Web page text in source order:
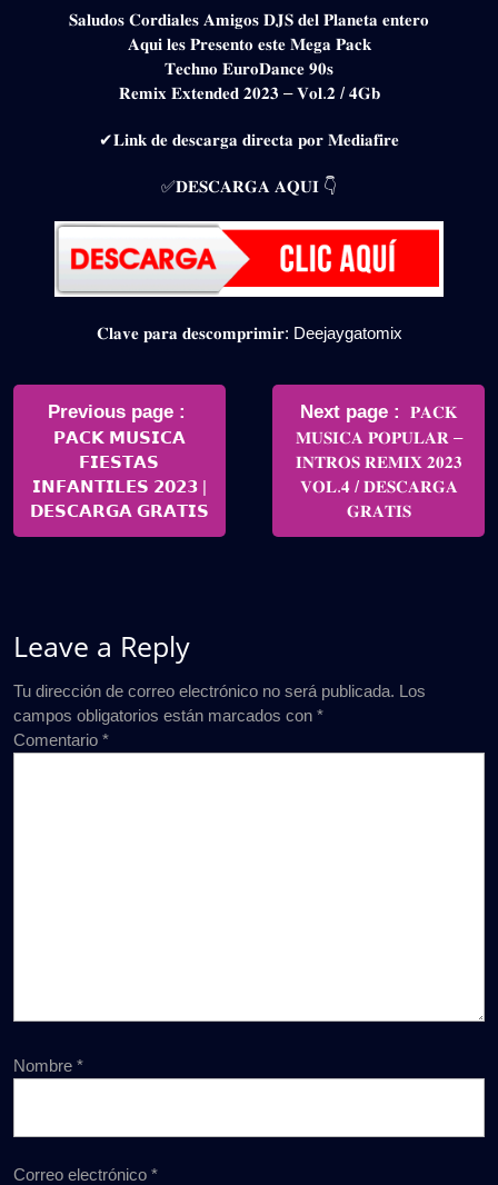
𝐒𝐚𝐥𝐮𝐝𝐨𝐬 𝐂𝐨𝐫𝐝𝐢𝐚𝐥𝐞𝐬 𝐀𝐦𝐢𝐠𝐨𝐬 𝐃𝐉𝐒 𝐝𝐞𝐥 𝐏𝐥𝐚𝐧𝐞𝐭𝐚 𝐞𝐧𝐭𝐞𝐫𝐨
𝐀𝐪𝐮𝐢 𝐥𝐞𝐬 𝐏𝐫𝐞𝐬𝐞𝐧𝐭𝐨 𝐞𝐬𝐭𝐞 𝐌𝐞𝐠𝐚 𝐏𝐚𝐜𝐤
𝐓𝐞𝐜𝐡𝐧𝐨 𝐄𝐮𝐫𝐨𝐃𝐚𝐧𝐜𝐞 𝟗𝟎𝐬
𝐑𝐞𝐦𝐢𝐱 𝐄𝐱𝐭𝐞𝐧𝐝𝐞𝐝 𝟐𝟎𝟐𝟑 – 𝐕𝐨𝐥.𝟐 / 𝟒𝐆𝐛
✔𝐋𝐢𝐧𝐤 𝐝𝐞 𝐝𝐞𝐬𝐜𝐚𝐫𝐠𝐚 𝐝𝐢𝐫𝐞𝐜𝐭𝐚 𝐩𝐨𝐫 𝐌𝐞𝐝𝐢𝐚𝐟𝐢𝐫𝐞
✅𝐃𝐄𝐒𝐂𝐀𝐑𝐆𝐀 𝐀𝐐𝐔𝐈 👇
𝐂𝐥𝐚𝐯𝐞 𝐩𝐚𝐫𝐚 𝐝𝐞𝐬𝐜𝐨𝐦𝐩𝐫𝐢𝐦𝐢𝐫: Deejaygatomix
Navegación
entradas
Previous page
𝗣𝗔𝗖𝗞 𝗠𝗨𝗦𝗜𝗖𝗔
𝗙𝗜𝗘𝗦𝗧𝗔𝗦
𝗜𝗡𝗙𝗔𝗡𝗧𝗜𝗟𝗘𝗦 𝟮𝟬𝟮𝟯 |
𝗗𝗘𝗦𝗖𝗔𝗥𝗚𝗔 𝗚𝗥𝗔𝗧𝗜𝗦
Next page
Newer
Posts
𝐏𝐀𝐂𝐊
𝐌𝐔𝐒𝐈𝐂𝐀 𝐏𝐎𝐏𝐔𝐋𝐀𝐑 –
𝐈𝐍𝐓𝐑𝐎𝐒 𝐑𝐄𝐌𝐈𝐗 𝟐𝟎𝟐𝟑
𝐕𝐎𝐋.𝟒 / 𝐃𝐄𝐒𝐂𝐀𝐑𝐆𝐀
𝐆𝐑𝐀𝐓𝐈𝐒
Leave a Reply
Tu dirección de correo electrónico no será publicada. Los
campos obligatorios están marcados con *
Comentario *
Nombre *
Correo electrónico *